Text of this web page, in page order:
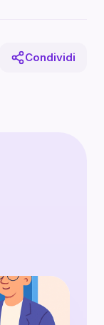
Condividi